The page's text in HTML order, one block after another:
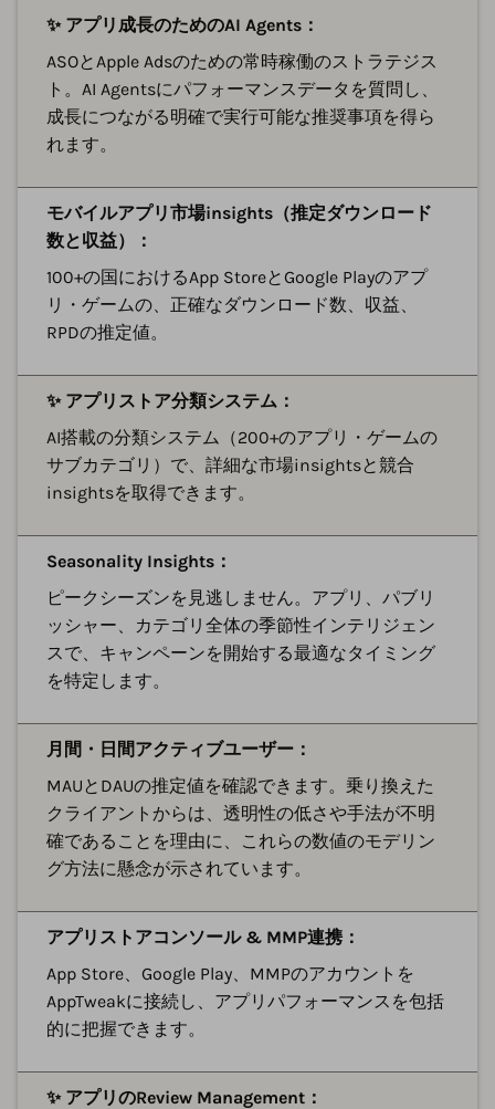
✨ アプリ成長のためのAI Agents：
ASOとApple Adsのための常時稼働のストラテジス
ト。AI Agentsにパフォーマンスデータを質問し、
成長につながる明確で実行可能な推奨事項を得ら
れます。
モバイルアプリ市場insights（推定ダウンロード
数と収益）：
100+の国におけるApp StoreとGoogle Playのアプ
リ・ゲームの、正確なダウンロード数、収益、
RPDの推定値。
✨ アプリストア分類システム：
AI搭載の分類システム（200+のアプリ・ゲームの
サブカテゴリ）で、詳細な市場insightsと競合
insightsを取得できます。
Seasonality Insights：
ピークシーズンを見逃しません。アプリ、パブリ
ッシャー、カテゴリ全体の季節性インテリジェン
スで、キャンペーンを開始する最適なタイミング
を特定します。
月間・日間アクティブユーザー：
MAUとDAUの推定値を確認できます。乗り換えた
クライアントからは、透明性の低さや手法が不明
確であることを理由に、これらの数値のモデリン
グ方法に懸念が示されています。
アプリストアコンソール & MMP連携：
App Store、Google Play、MMPのアカウントを
AppTweakに接続し、アプリパフォーマンスを包括
的に把握できます。
✨ アプリのReview Management：